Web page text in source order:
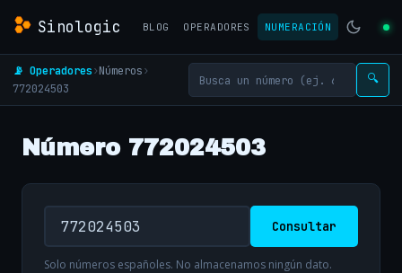
Sinologic BLOG OPERADORES NUMERACIÓN
📡 Operadores›Números›
772024503
🔍
Número 772024503
Consultar
Solo números españoles. No almacenamos ningún dato.